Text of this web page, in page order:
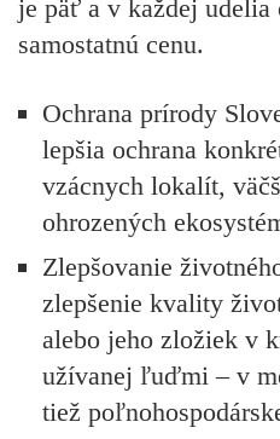
je päť a v každej udelia
samostatnú cenu.
Ochrana prírody
lepšia ochrana
vzácnych lokalít,
ohrozených
Zlepšovanie
zlepšenie kvality
alebo jeho zložiek v
užívanej ľuďmi – v
tiež